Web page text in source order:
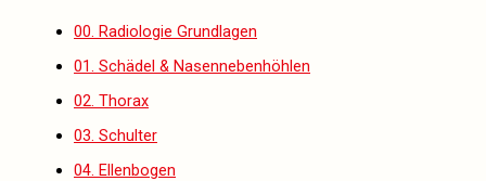
00. Radiologie Grundlagen
01. Schädel & Nasennebenhöhlen
02. Thorax
03. Schulter
04. Ellenbogen